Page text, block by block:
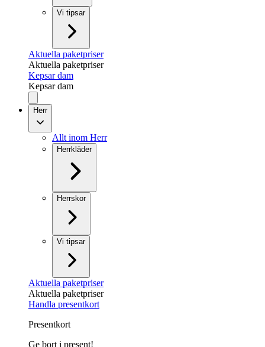
Vi tipsar
Aktuella paketpriser
Aktuella paketpriser
Kepsar dam
Kepsar dam
Herr
Allt inom Herr
Herrkläder
Herrskor
Vi tipsar
Aktuella paketpriser
Aktuella paketpriser
Handla presentkort
Presentkort
Ge bort i present!